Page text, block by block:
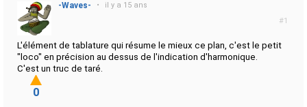
#1
-Waves- • il y a 15 ans
L'élément de tablature qui résume le mieux ce plan, c'est le petit
"loco" en précision au dessus de l'indication d'harmonique.
C'est un truc de taré.
0